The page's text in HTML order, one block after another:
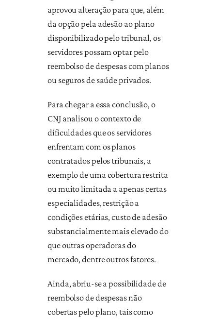
aprovou alteração para que, além
da opção pela adesão ao plano
disponibilizado pelo tribunal, os
servidores possam optar pelo
reembolso de despesas com planos
ou seguros de saúde privados.
Para chegar a essa conclusão, o
CNJ analisou o contexto de
dificuldades que os servidores
enfrentam com os planos
contratados pelos tribunais, a
exemplo de uma cobertura restrita
ou muito limitada a apenas certas
especialidades, restrição a
condições etárias, custo de adesão
substancialmente mais elevado do
que outras operadoras do
mercado, dentre outros fatores.
Ainda, abriu-se a possibilidade de
reembolso de despesas não
cobertas pelo plano, tais como